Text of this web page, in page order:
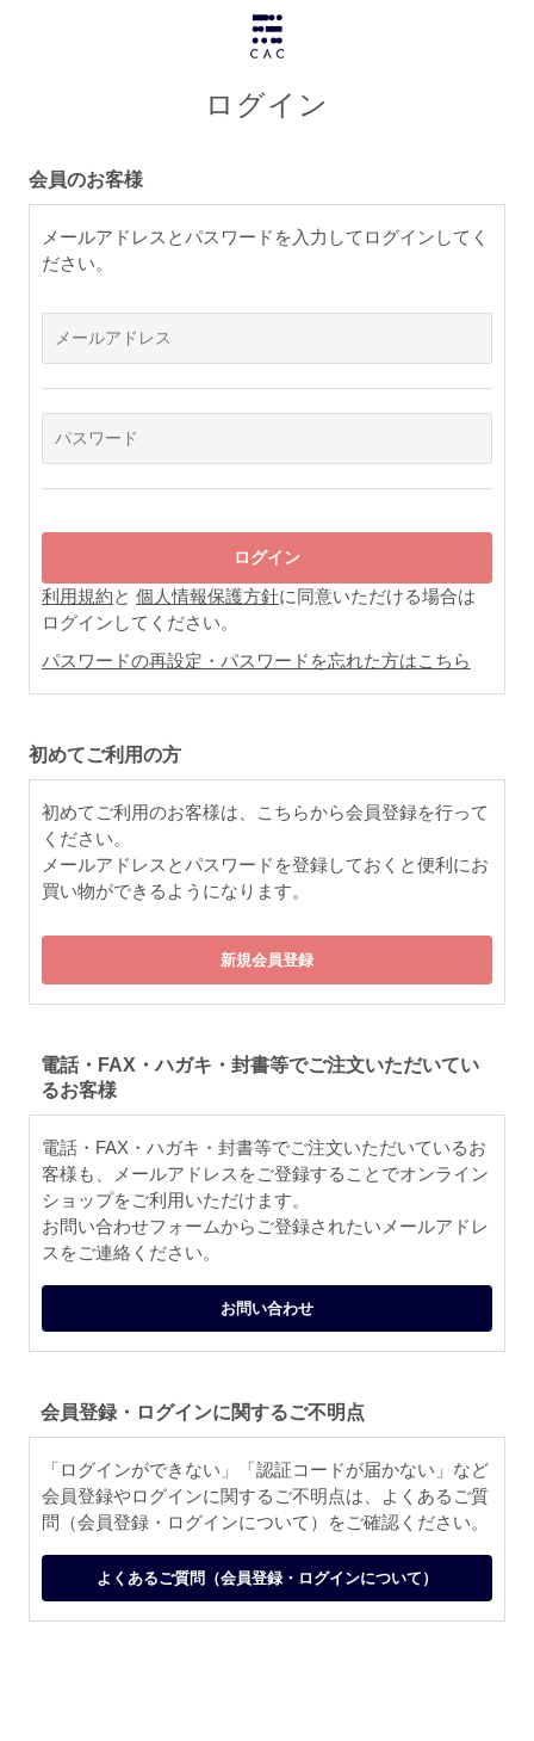
ログイン
会員のお客様
メールアドレスとパスワードを入力してログインしてく
ださい。
利用規約と 個人情報保護方針に同意いただける場合は
ログインしてください。
パスワードの再設定・パスワードを忘れた方はこちら
初めてご利用の方
初めてご利用のお客様は、こちらから会員登録を行って
ください。
メールアドレスとパスワードを登録しておくと便利にお
買い物ができるようになります。
電話・FAX・ハガキ・封書等でご注文いただいてい
るお客様
電話・FAX・ハガキ・封書等でご注文いただいているお
客様も、メールアドレスをご登録することでオンライン
ショップをご利用いただけます。
お問い合わせフォームからご登録されたいメールアドレ
スをご連絡ください。
お問い合わせ
会員登録・ログインに関するご不明点
「ログインができない」「認証コードが届かない」など
会員登録やログインに関するご不明点は、よくあるご質
問（会員登録・ログインについて）をご確認ください。
よくあるご質問（会員登録・ログインについて）